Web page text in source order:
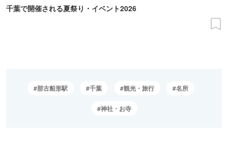
千葉で開催される夏祭り・イベント2026
那古船形駅 千葉 観光・旅行 名所
神社・お寺